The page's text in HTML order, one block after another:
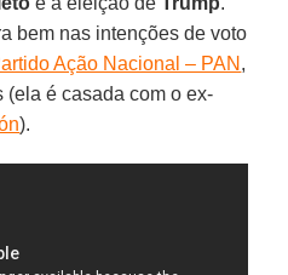
bem nas intenções de voto
Ação Nacional – PAN ,
(ela é casada com o ex-
).